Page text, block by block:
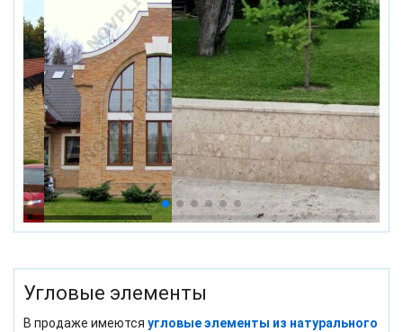
Угловые элементы
В продаже имеются угловые элементы из натурального